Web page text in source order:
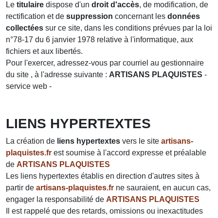
Le titulaire dispose d'un droit d'accès, de modification, de
rectification et de suppression concernant les données
collectées sur ce site, dans les conditions prévues par la loi
n°78-17 du 6 janvier 1978 relative à l'informatique, aux
fichiers et aux libertés.
Pour l'exercer, adressez-vous par courriel au gestionnaire
du site , à l'adresse suivante : ARTISANS PLAQUISTES -
service web -
LIENS HYPERTEXTES
La création de liens hypertextes vers le site artisans-
plaquistes.fr est soumise à l'accord expresse et préalable
de ARTISANS PLAQUISTES
Les liens hypertextes établis en direction d'autres sites à
partir de artisans-plaquistes.fr ne sauraient, en aucun cas,
engager la responsabilité de ARTISANS PLAQUISTES
Il est rappelé que des retards, omissions ou inexactitudes